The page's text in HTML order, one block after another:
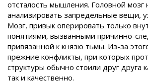
отсталость мышления. Головной мозг
анализировать запредельные вещи,
Мозг, привык оперировать только
понятиями, вызванными причинно-
привязанной к князю тьмы. Из-за
прежние конфликты, при которых
структуры обычно стоили друг друга
так и качественно.